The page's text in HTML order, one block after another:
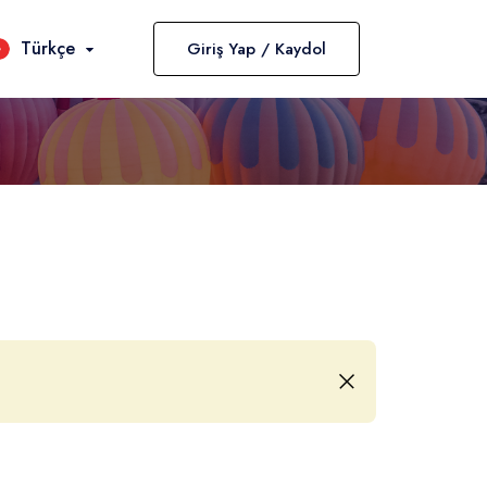
Türkçe
Türkçe
Giriş Yap / Kaydol